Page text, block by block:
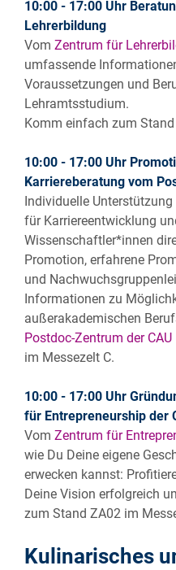
10:00 - 17:00 Uhr
Lehrerbildung
Vom Zentrum für
umfassende
Voraussetzungen und
Lehramtsstudium.
Komm einfach zum
10:00 - 17:00 Uhr
Karriereberatung vom
Individuelle
für Karriereentwicklung
Wissenschaftler*innen
Promotion, erfahrene
und
Informationen zu
außerakademischen
Postdoc-Zentrum der CAU
im Messezelt C.
10:00 - 17:00 Uhr
für Entrepreneurship der
Vom Zentrum für
wie Du Deine eigene
erwecken kannst:
Deine Vision erfolgreich
zum Stand ZA02 im
Kulinarisches